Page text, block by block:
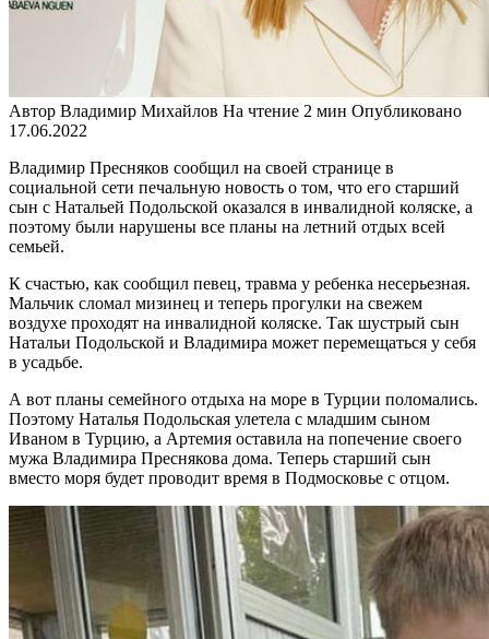
Автор Владимир Михайлов На чтение 2 мин Опубликовано
17.06.2022
Владимир Пресняков сообщил на своей странице в
социальной сети печальную новость о том, что его старший
сын с Натальей Подольской оказался в инвалидной коляске, а
поэтому были нарушены все планы на летний отдых всей
семьей.
К счастью, как сообщил певец, травма у ребенка несерьезная.
Мальчик сломал мизинец и теперь прогулки на свежем
воздухе проходят на инвалидной коляске. Так шустрый сын
Натальи Подольской и Владимира может перемещаться у себя
в усадьбе.
А вот планы семейного отдыха на море в Турции поломались.
Поэтому Наталья Подольская улетела с младшим сыном
Иваном в Турцию, а Артемия оставила на попечение своего
мужа Владимира Преснякова дома. Теперь старший сын
вместо моря будет проводит время в Подмосковье с отцом.